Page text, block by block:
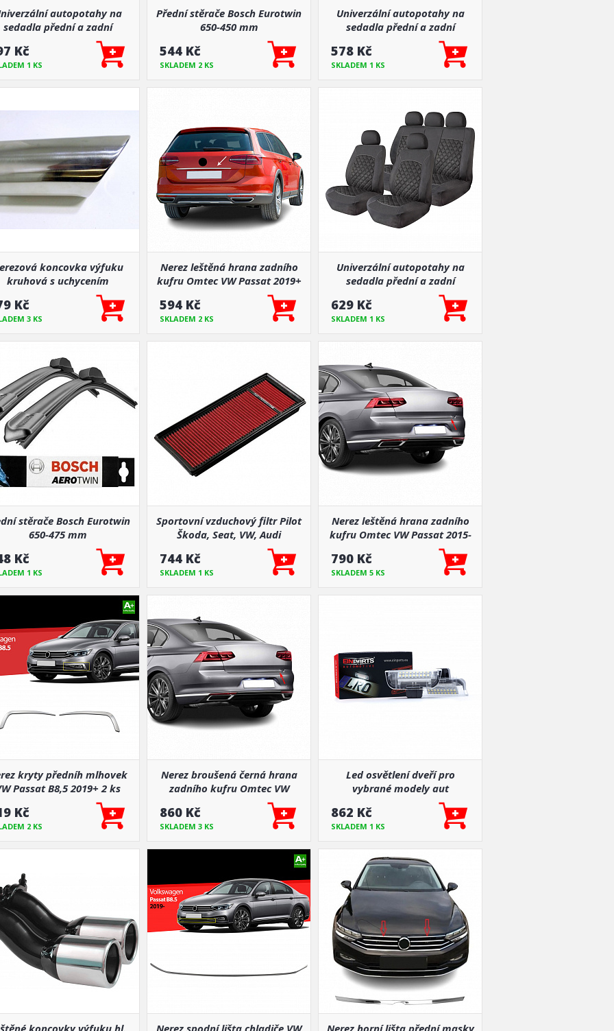
autopotahy na
sedadla přední a zadní
Kč
1 KS
Přední stěrače Bosch Eurotwin
650-450 mm
544 Kč
SKLADEM 2 KS
Univerzální autopotahy na
sedadla přední a zadní
578 Kč
SKLADEM 1 KS
koncovka výfuku
kruhová s uchycením
Kč
3 KS
Nerez leštěná hrana zadního
kufru Omtec VW Passat 2019+
594 Kč
SKLADEM 2 KS
Univerzální autopotahy na
sedadla přední a zadní
629 Kč
SKLADEM 1 KS
stěrače Bosch Eurotwin
650-475 mm
Kč
1 KS
Sportovní vzduchový filtr Pilot
Škoda, Seat, VW, Audi
744 Kč
SKLADEM 1 KS
Nerez leštěná hrana zadního
kufru Omtec VW Passat 2015-
790 Kč
SKLADEM 5 KS
kryty předníh mlhovek
Passat B8,5 2019+ 2 ks
Kč
2 KS
Nerez broušená černá hrana
zadního kufru Omtec VW
Passat 2015-21 sedan
860 Kč
SKLADEM 3 KS
Led osvětlení dveří pro
vybrané modely aut
862 Kč
SKLADEM 1 KS
koncovky výfuku hl. Nerez spodní lišta chladiče VW Nerez horní lišta přední masky